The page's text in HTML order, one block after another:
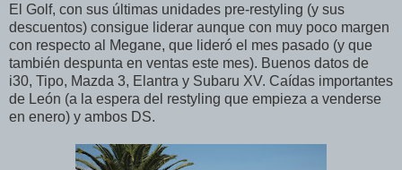
El Golf, con sus últimas unidades pre-restyling (y sus
descuentos) consigue liderar aunque con muy poco margen
con respecto al Megane, que lideró el mes pasado (y que
también despunta en ventas este mes). Buenos datos de
i30, Tipo, Mazda 3, Elantra y Subaru XV. Caídas importantes
de León (a la espera del restyling que empieza a venderse
en enero) y ambos DS.